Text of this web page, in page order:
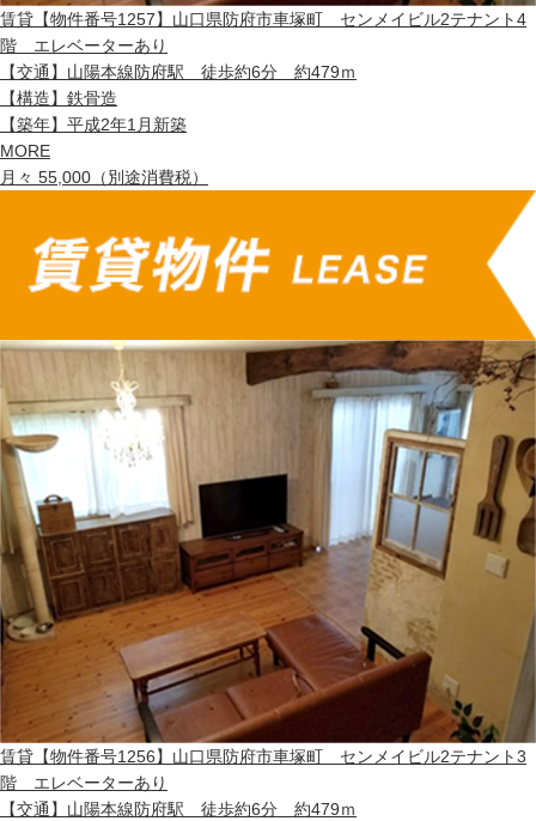
賃貸 【物件番号1257】山口県防府市車塚町 センメイビル2テナント4
階 エレベーターあり
【交通】 山陽本線防府駅 徒歩約6分 約479ｍ
【構造】 鉄骨造
【築年】 平成2年1月新築
MORE
月々 55,000（別途消費税）
賃貸 【物件番号1256】山口県防府市車塚町 センメイビル2テナント3
階 エレベーターあり
【交通】 山陽本線防府駅 徒歩約6分 約479ｍ